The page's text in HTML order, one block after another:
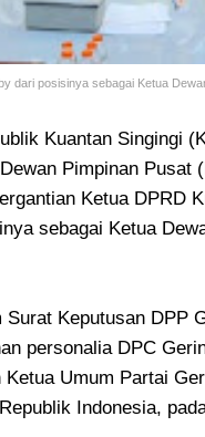
dari posisinya sebagai Ketua
Kuantan Singingi
Pimpinan
Ketua DPRD
sebagai Ketua
Keputusan DPP
personalia DPC
Umum Partai
Indonesia,